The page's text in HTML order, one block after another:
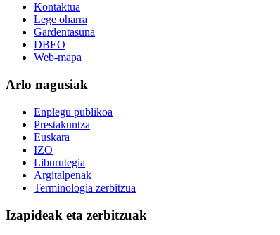
Kontaktua
Lege oharra
Gardentasuna
DBEO
Web-mapa
Arlo nagusiak
Enplegu publikoa
Prestakuntza
Euskara
IZO
Liburutegia
Argitalpenak
Terminologia zerbitzua
Izapideak eta zerbitzuak